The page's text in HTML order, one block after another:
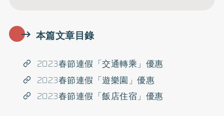
本篇文章目錄
2023春節連假「交通轉乘」優惠
2023春節連假「遊樂園」優惠
2023春節連假「飯店住宿」優惠